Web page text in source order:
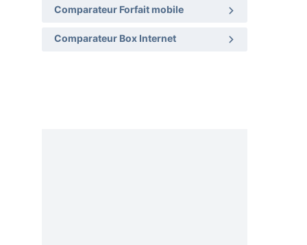
Comparateur Forfait mobile
Comparateur Box Internet